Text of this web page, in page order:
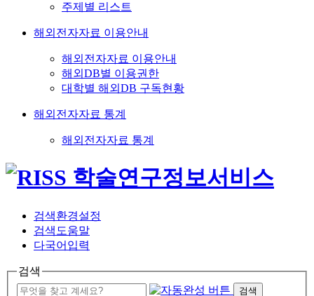
주제별 리스트
해외전자자료 이용안내
해외전자자료 이용안내
해외DB별 이용권한
대학별 해외DB 구독현황
해외전자자료 통계
해외전자자료 통계
검색환경설정
검색도움말
다국어입력
검색
검색